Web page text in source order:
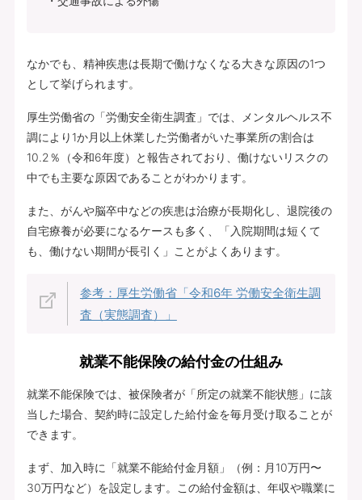
なかでも、精神疾患は長期で働けなくなる大きな原因の1つ
として挙げられます。
厚生労働省の「労働安全衛生調査」では、メンタルヘルス不
調により1か月以上休業した労働者がいた事業所の割合は
10.2％（令和6年度）と報告されており、働けないリスクの
中でも主要な原因であることがわかります。
また、がんや脳卒中などの疾患は治療が長期化し、退院後の
自宅療養が必要になるケースも多く、「入院期間は短くて
も、働けない期間が長引く」ことがよくあります。
参考：厚生労働省「令和6年 労働安全衛生調
査（実態調査）」
就業不能保険の給付金の仕組み
就業不能保険では、被保険者が「所定の就業不能状態」に該
当した場合、契約時に設定した給付金を毎月受け取ることが
できます。
まず、加入時に「就業不能給付金月額」（例：月10万円〜
30万円など）を設定します。この給付金額は、年収や職業に